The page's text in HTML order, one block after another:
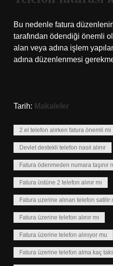
Bu nedenle fatura
tarafından ödendiği önemli
alan veya adına işlem
adına düzenlenmesi
Tarih: Makaleler
2 el telefon alırken fatura önemli mi
Devlet destekli telefon nasıl alınır
Fatura ödenmeden numara taşınır
Fatura üstüne 2 telefon alınır mı
Fatura uzerine alınan telefon satilir
Fatura üzerine telefon alınır mı
Fatura üzerine telefon alınıyor mu
Fatura üzerine telefon alma kaç